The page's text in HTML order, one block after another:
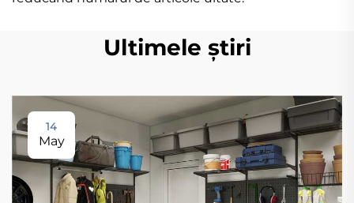
Ultimele știri
14
May